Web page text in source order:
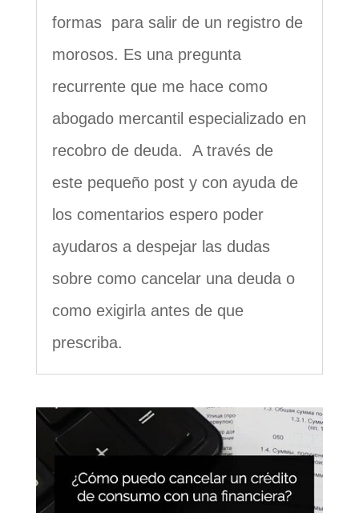
formas para salir de un registro de
morosos. Es una pregunta
recurrente que me hace como
abogado mercantil especializado en
recobro de deuda. A través de
este pequeño post y con ayuda de
los comentarios espero poder
ayudaros a despejar las dudas
sobre como cancelar una deuda o
como exigirla antes de que
prescriba.